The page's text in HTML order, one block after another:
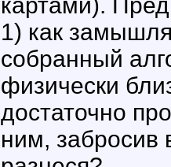
картами).
1) как
собранный
физически
достаточно
ним, забросив